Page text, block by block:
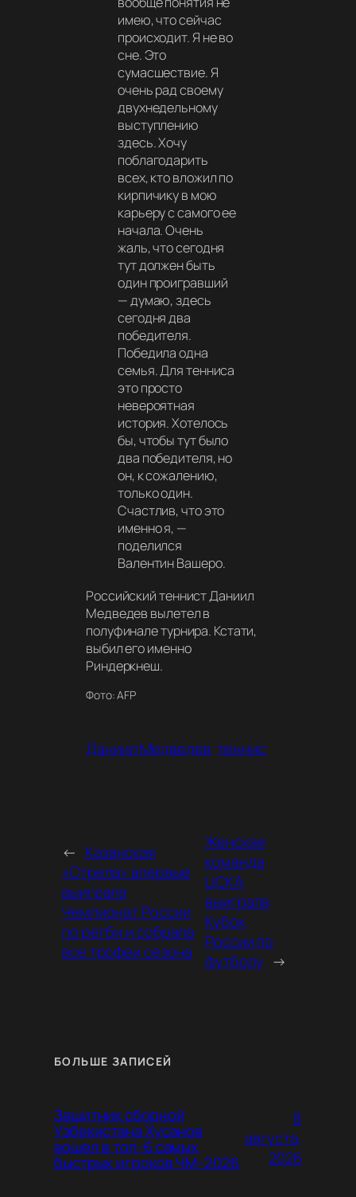
имею, что сейчас
происходит. Я не во
сне. Это
сумасшествие. Я
очень рад своему
двухнедельному
выступлению
здесь. Хочу
поблагодарить
всех, кто вложил по
кирпичику в мою
карьеру с самого ее
начала. Очень
жаль, что сегодня
тут должен быть
один проигравший
— думаю, здесь
сегодня два
победителя.
Победила одна
семья. Для тенниса
это просто
невероятная
история. Хотелось
бы, чтобы тут было
два победителя, но
он, к сожалению,
только один.
Счастлив, что это
именно я, —
поделился
Валентин Вашеро.
Российский теннист Даниил
Медведев вылетел в
полуфинале турнира. Кстати,
выбил его именно
Риндеркнеш.
Фото: AFP
Даниил Медведев теннис
← Казанская
«Стрела» впервые
выиграла
Чемпионат России
по регби и собрала
все трофеи сезона
Женская
команда
ЦСКА
выиграла
Кубок
России по
футболу →
БОЛЬШЕ ЗАПИСЕЙ
Защитник сборной
Узбекистана Хусанов
вошел в топ-6 самых
быстрых игроков ЧМ-2026
8
августа,
2026